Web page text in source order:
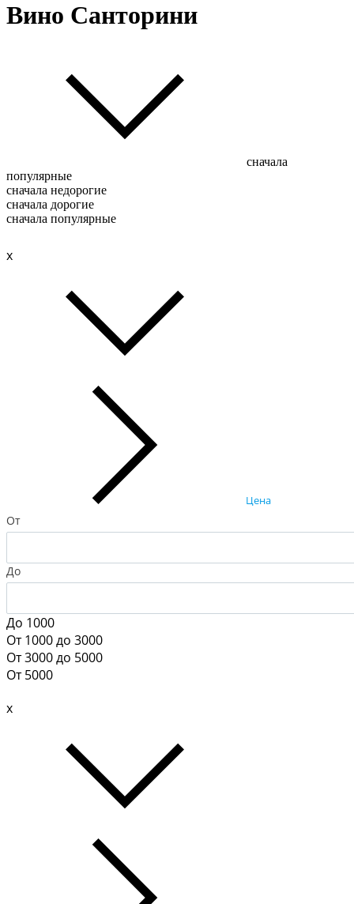
Вино Санторини
сначала
популярные
сначала недорогие
сначала дорогие
сначала популярные
x
Цена
От
До
До 1000
От 1000 до 3000
От 3000 до 5000
От 5000
x